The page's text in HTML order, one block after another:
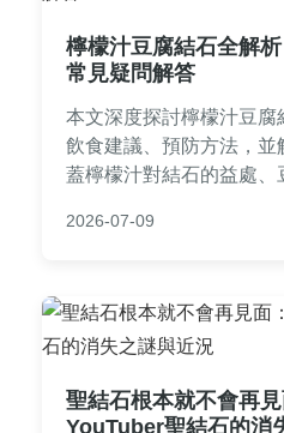
檸檬汁豆腐結石全解
常見疑問解答
本文深度探討檸檬汁豆腐
飲食建議、預防方法，並
蓋檸檬汁對結石的益處、
了解並做出明智決策。
2026-07-09
聖結石根本就不會再
YouTuber聖結石的消